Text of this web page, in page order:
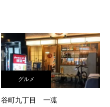
グルメ
谷町九丁目 一凛